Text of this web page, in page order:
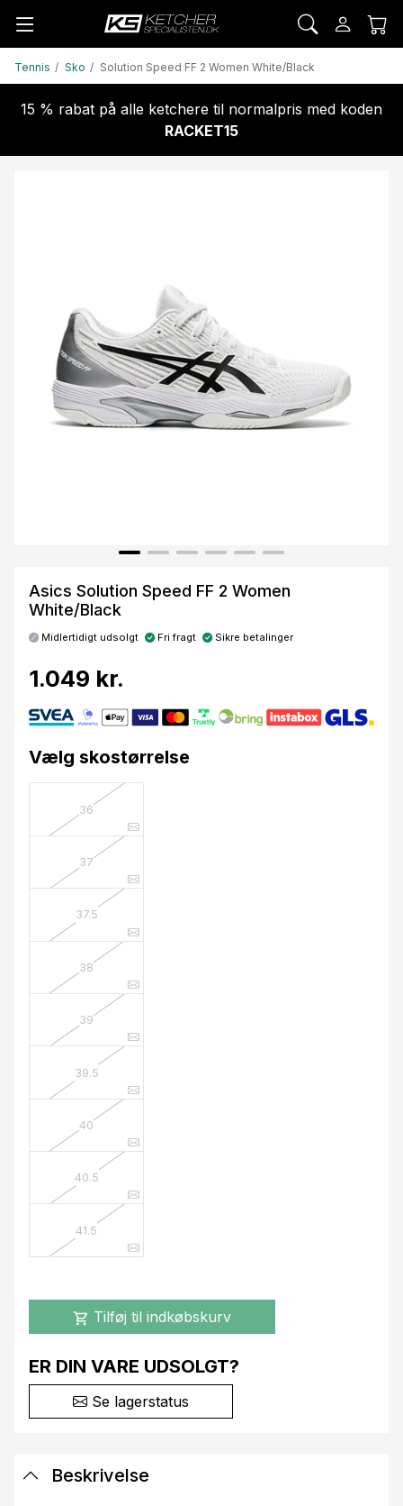
Tennis Sko Solution Speed FF 2 Women White/Black
15 % rabat på alle ketchere til normalpris med koden
RACKET15
Asics Solution Speed FF 2 Women
White/Black
Midlertidigt udsolgt Fri fragt Sikre betalinger
1.049 kr.
Vælg skostørrelse
36
37
37.5
38
39
39.5
40
40.5
41.5
shopping_cart Tilføj til indkøbskurv
ER DIN VARE UDSOLGT?
Se lagerstatus
Beskrivelse